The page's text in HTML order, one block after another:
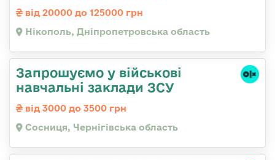
від 20000 до 125000 грн
Нікополь, Дніпропетровська область
Запрошуємо у військові
навчальні заклади ЗСУ
від 3000 до 3500 грн
Сосниця, Чернігівська область